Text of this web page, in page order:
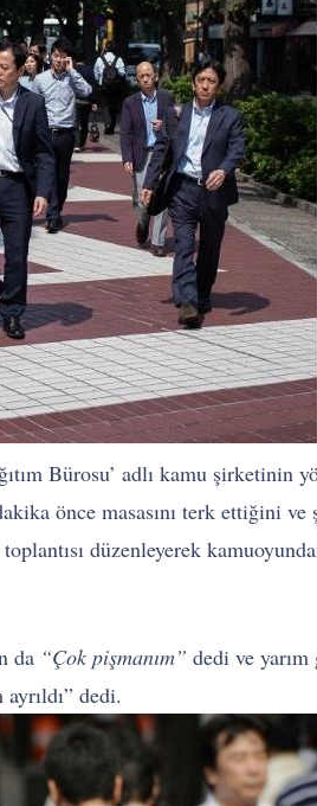
Bürosu’ adlı kamu şirketinin
önce masasını terk ettiğini ve
düzenleyerek
da “Çok pişmanım” dedi ve yarım
dedi.